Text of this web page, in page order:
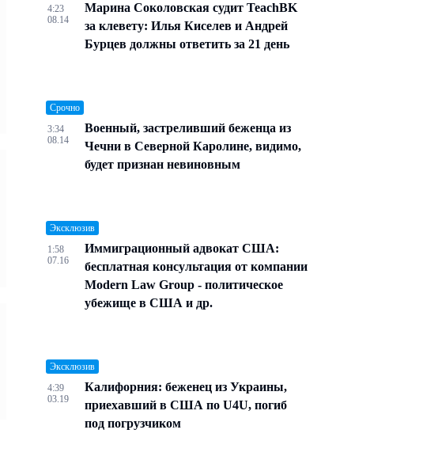
4:23
08.14
Марина Соколовская судит TeachBK
за клевету: Илья Киселев и Андрей
Бурцев должны ответить за 21 день
Срочно
3:34
08.14
Военный, застреливший беженца из
Чечни в Северной Каролине, видимо,
будет признан невиновным
Эксклюзив
1:58
07.16
Иммиграционный адвокат США:
бесплатная консультация от компании
Modern Law Group - политическое
убежище в США и др.
Эксклюзив
4:39
03.19
Калифорния: беженец из Украины,
приехавший в США по U4U, погиб
под погрузчиком